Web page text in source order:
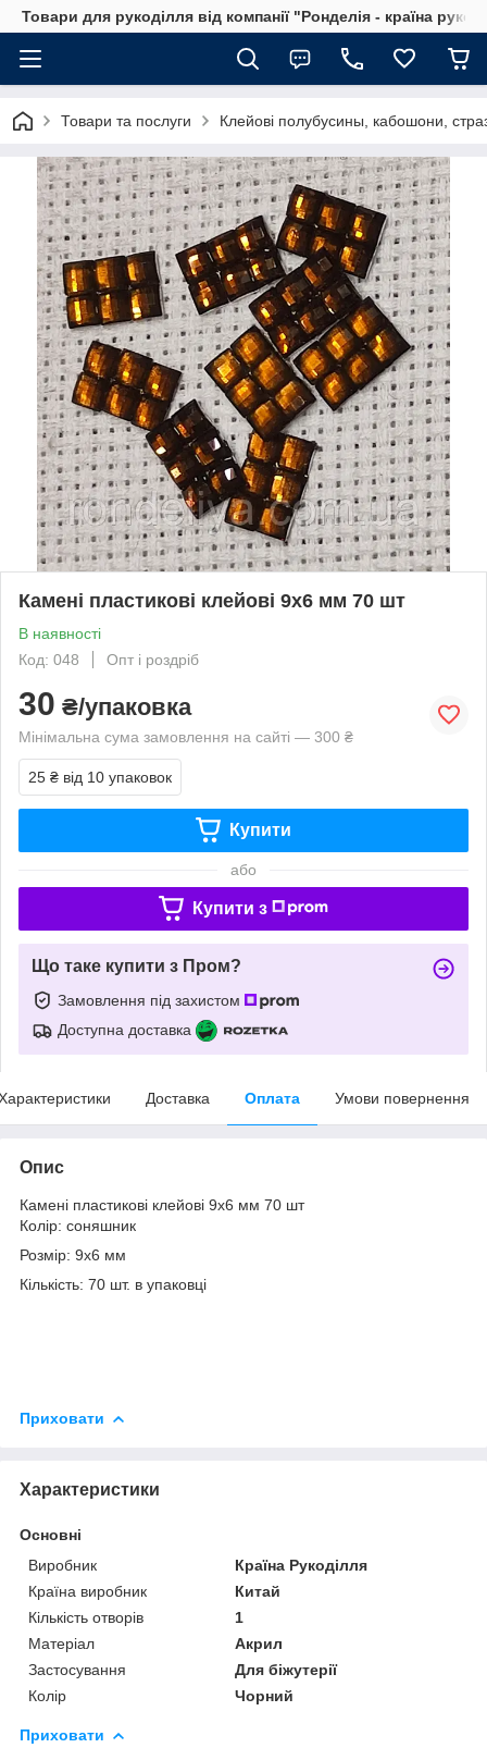
Товари для рукоділля від компанії "Ронделія - країна
Товари та послуги Клейові полубусины, кабошони,
Камені пластикові клейові 9х6 мм 70 шт
В наявності
Код: 048
Опт і роздріб
30 ₴/упаковка
Мінімальна сума замовлення на сайті — 300 ₴
25 ₴ від 10 упаковок
Купити
або
Купити з
Що таке купити з Пром?
Замовлення під захистом
Доступна доставка
Доставка Оплата Умови повернення
Опис
Камені пластикові клейові 9х6 мм 70 шт
Колір: соняшник
Розмір: 9х6 мм
Кількість: 70 шт. в упаковці
Приховати
Характеристики
Основні
Виробник
Країна Рукоділля
Країна виробник
Китай
Кількість отворів
1
Матеріал
Акрил
Застосування
Для біжутерії
Колір
Чорний
Приховати